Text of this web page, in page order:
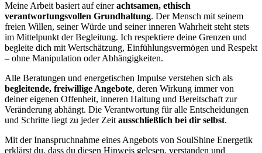
Meine Arbeit basiert auf einerachtsamen, ethisch
verantwortungsvollen Grundhaltung. Der Mensch mit seinem
freien Willen, seiner Würde und seiner inneren Wahrheit steht stets
im Mittelpunkt der Begleitung. Ich respektiere deine Grenzen und
begleite dich mit Wertschätzung, Einfühlungsvermögen und Respekt
– ohne Manipulation oder Abhängigkeiten.
Alle Beratungen und energetischen Impulse verstehen sich als
begleitende, freiwillige Angebote, deren Wirkung immer von
deiner eigenen Offenheit, inneren Haltung und Bereitschaft zur
Veränderung abhängt. Die Verantwortung für alle Entscheidungen
und Schritte liegt zu jeder Zeit ausschließlich bei dir selbst.
Mit der Inanspruchnahme eines Angebots von SoulShine Energetik
erklärst du, dass du diesen Hinweis gelesen, verstanden und